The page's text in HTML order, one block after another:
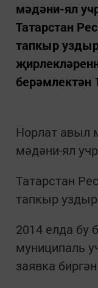
мәдәни-ял
Татарстан
тапкыр
берәмлектән
Норлат авыл
мәдәни-ял
Татарстан
тапкыр
2014 елда бу
муниципаль
заявка